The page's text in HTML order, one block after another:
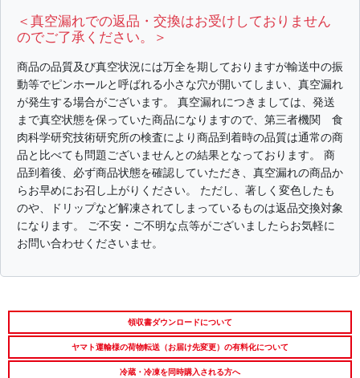
＜真空漏れでの返品・交換はお受けしておりません
のでご了承ください。＞
商品の品質及び真空状況には万全を期しておりますが輸送中の振
動等でピンホールと呼ばれる小さな穴が開いてしまい、真空漏れ
が発生する場合がございます。 真空漏れにつきましては、発送
まで真空状態を保っていた商品になりますので、第三者機関 食
肉科学研究技術研究所の検査により商品到着時の品質は通常の商
品と比べても問題ございませんとの結果となっております。 商
品到着後、必ず商品状態を確認していただき、真空漏れの商品か
らお早めにお召し上がりください。 ただし、著しく変色したも
のや、ドリップなど解凍されてしまっているものは返品交換対象
になります。 ご不安・ご不明な点等がございましたらお気軽に
お問い合わせくださいませ。
領収書ダウンロードについて
ヤマト運輸様の荷物転送（お届け先変更）の有料化について
冷蔵・冷凍を同時購入される方へ